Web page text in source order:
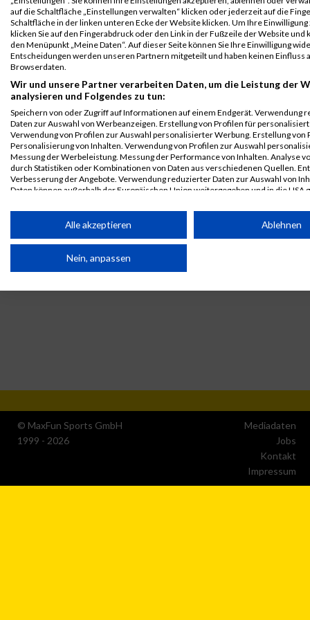
B2Run Köln
2024
Einzelwertung
weiblich
8640 Julia Lockhoff 0000 GER
Van
Ameyde
B2Run Köln
2024
Teamwertung
mixed
Ameyde
Legende:
GPos = Geschlechter Position, KPos = Kategorie Position, TPos =
Team Position, DNS = Did not start, DNF = Did not finish, DQ =
Disqualifiziert
© MaxFun Sports GmbH
1999 - 2026
Mediadaten
Jobs
Kontakt
Impressum
auf die Schaltfläche „Einstellungen verwalten“ klicken oder jederzeit auf die
Schaltfläche in der linken unteren Ecke der Website klicken. Um Ihre
klicken Sie auf den Fingerabdruck oder den Link in der Fußzeile der Website und
den Menüpunkt „Meine Daten“. Auf dieser Seite können Sie Ihre Einwilligung
Entscheidungen werden unseren Partnern mitgeteilt und haben keinen Einfluss
Browserdaten.
Wir und unsere Partner verarbeiten Daten, um die Leistung der
analysieren und Folgendes zu tun:
Speichern von oder Zugriff auf Informationen auf einem Endgerät. Verwendung
Daten zur Auswahl von Werbeanzeigen. Erstellung von Profilen für
Verwendung von Profilen zur Auswahl personalisierter Werbung. Erstellung von
Personalisierung von Inhalten. Verwendung von Profilen zur Auswahl
Messung der Werbeleistung. Messung der Performance von Inhalten. Analyse
durch Statistiken oder Kombinationen von Daten aus verschiedenen Quellen.
Verbesserung der Angebote. Verwendung reduzierter Daten zur Auswahl von
Daten können außerhalb der Europäischen Union weitergegeben und in die USA
Partnerliste anzeigen (1 IAB-Anbieter)
Wir nutzen Ihre Daten für folgende Zwecke:
Verwendung von Profilen zur Auswahl personalisierter
Werbung
Erstellung von Profilen zur Personalisierung von Inhalten
Alle akzeptieren Ablehnen
Nein, anpassen